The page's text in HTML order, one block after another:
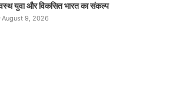
युवा और विकसित भारत का संकल्प
August 9, 2026